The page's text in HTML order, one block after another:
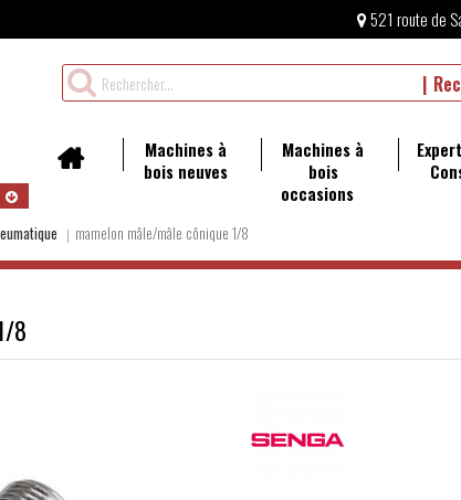
521 route de
Rechercher
un
Machines à
bois neuves
Machines à
bois
occasions
mamelon mâle/mâle cônique 1/8
8